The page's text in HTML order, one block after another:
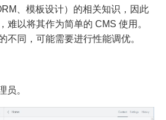
、模板设计）的相关知识，因此
难以将其作为简单的 CMS 使用。
不同，可能需要进行性能调优。
员。